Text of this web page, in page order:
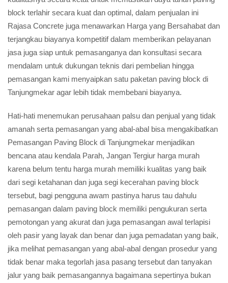
block terlahir secara kuat dan optimal, dalam penjualan ini
Rajasa Concrete juga menawarkan Harga yang Bersahabat dan
terjangkau biayanya kompetitif dalam memberikan pelayanan
jasa juga siap untuk pemasanganya dan konsultasi secara
mendalam untuk dukungan teknis dari pembelian hingga
pemasangan kami menyaipkan satu paketan paving block di
Tanjungmekar agar lebih tidak membebani biayanya.
Hati-hati menemukan perusahaan palsu dan penjual yang tidak
amanah serta pemasangan yang abal-abal bisa mengakibatkan
Pemasangan Paving Block di Tanjungmekar menjadikan
bencana atau kendala Parah, Jangan Tergiur harga murah
karena belum tentu harga murah memiliki kualitas yang baik
dari segi ketahanan dan juga segi kecerahan paving block
tersebut, bagi pengguna awam pastinya harus tau dahulu
pemasangan dalam paving block memiliki pengukuran serta
pemotongan yang akurat dan juga pemasangan awal terlapisi
oleh pasir yang layak dan benar dan juga pemadatan yang baik,
jika melihat pemasangan yang abal-abal dengan prosedur yang
tidak benar maka tegorlah jasa pasang tersebut dan tanyakan
jalur yang baik pemasangannya bagaimana sepertinya bukan